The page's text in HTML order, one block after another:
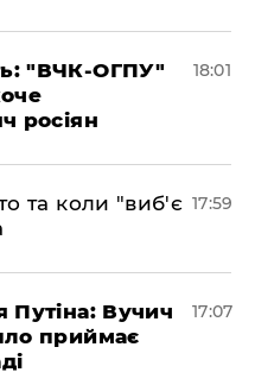
"ВЧК-ОГПУ"
росіян
18:01
та коли "виб'є 17:59
Путіна: Вучич
приймає
17:07